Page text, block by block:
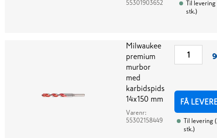
55301903652
Til levering
stk.)
Milwaukee
premium
murbor
med
karbidspids
14x150 mm
Varenr:
55302158449
FÅ
Til levering (
stk.)